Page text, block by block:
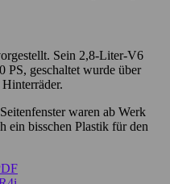
Sein 2,8-Liter-V6
PS, geschaltet wurde über
waren ab Werk
ein bisschen Plastik für den